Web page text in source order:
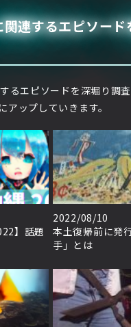
連するエピソード
るエピソードを深堀り調
アップしていきます。
】話題
2022/08/10
本土復帰前に発
手」とは